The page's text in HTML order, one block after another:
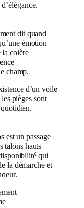
dit quand
émotion
la colère
champ.
d’un voile
pièges sont
est un passage
talons hauts
qui
la démarche et